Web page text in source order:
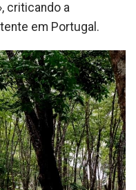
criticando a
em Portugal.